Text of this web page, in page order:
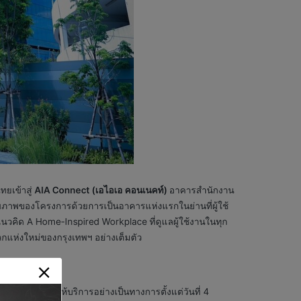
ยเข้าสู่ AIA Connect (เอไอเอ คอนเนคท์) อาคารสำนักงาน
พของโครงการด้วยการเป็นอาคารแห่งแรกในย่านที่ผู้ใช้
วคิด A Home-Inspired Workplace ที่ดูแลผู้ใช้งานในทุก
ห่งใหม่ของกรุงเทพฯ อย่างเต็มตัว
เปิดให้บริการอย่างเป็นทางการตั้งแต่วันที่ 4